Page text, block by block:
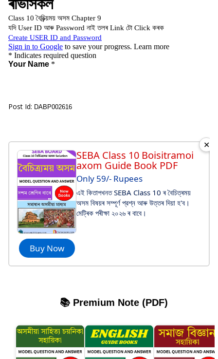
Post Id: DABP002616
Buy Now
SEBA Class 10 Boisitramoi
axom Guide Book PDF
Only 59/- Rupees
এই কিতাপখনত SEBA Class 10 ৰ বৈচিত্ৰময়
অসম বিষয়ৰ সম্পূর্ণ প্রশ্ন আৰু উত্তৰ দিয়া হ'ব।
মেট্ৰিক পৰীক্ষা ২০২৬ ৰ বাবে।
✕
📚 Premium Note (PDF)